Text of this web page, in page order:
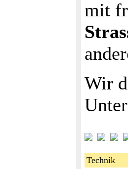
mit
Wir
Technik